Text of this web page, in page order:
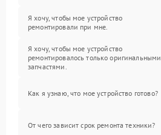
Я хочу, чтобы мое устройство
ремонтировали при мне.
Я хочу, чтобы мое устройство
ремонтировалось только оригинальными
запчастями.
Как я узнаю, что мое устройство готово?
От чего зависит срок ремонта техники?